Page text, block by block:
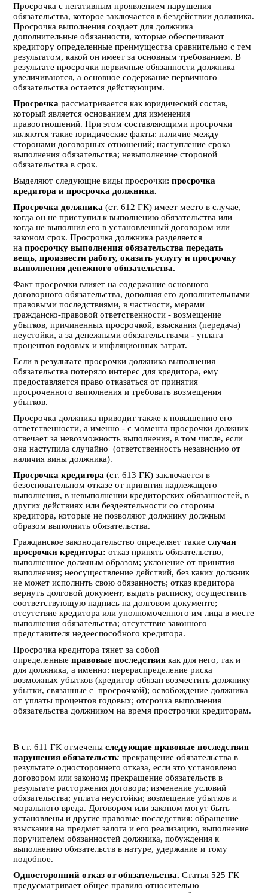
Просрочка с негативным проявлением нарушения
обязательства, которое заключается в бездействии должника.
Просрочка выполнения создает для должника
дополнительные обязанности, которые обеспечивают
кредитору определенные преимущества сравнительно с тем
результатом, какой он имеет за основным требованием. В
результате просрочки первичные обязанности должника
увеличиваются, а основное содержание первичного
обязательства остается действующим.
Просрочка рассматривается как юридический состав,
который является основанием для изменения
правоотношений. При этом составляющими просрочки
являются такие юридические факты: наличие между
сторонами договорных отношений; наступление срока
выполнения обязательства; невыполнение стороной
обязательства в срок.
Выделяют следующие виды просрочки:просрочка
кредитора и просрочка должника.
Просрочка должника (ст. 612 ГК) имеет место в случае,
когда он не приступил к выполнению обязательства или
когда не выполнил его в установленный договором или
законом срок. Просрочка должника разделяется
напросрочку выполнения обязательства передать
вещь, произвести работу, оказать услугу и просрочку
выполнения денежного обязательства.
Факт просрочки влияет на содержание основного
договорного обязательства, дополняя его дополнительными
правовыми последствиями, в частности, мерами
гражданско-правовой ответственности - возмещение
убытков, причиненных просрочкой, взыскания (передача)
неустойки, а за денежными обязательствами - уплата
процентов годовых и инфляционных затрат.
Если в результате просрочки должника выполнения
обязательства потеряло интерес для кредитора, ему
предоставляется право отказаться от принятия
просроченного выполнения и требовать возмещения
убытков.
Просрочка должника приводит также к повышению его
ответственности, а именно - с момента просрочки должник
отвечает за невозможность выполнения, в том числе, если
она наступила случайно (ответственность независимо от
наличия вины должника).
Просрочка кредитора (ст. 613 ГК) заключается в
безосновательном отказе от принятия надлежащего
выполнения, в невыполнении кредиторских обязанностей, в
других действиях или бездеятельности со стороны
кредитора, которые не позволяют должнику должным
образом выполнить обязательства.
Гражданское законодательство определяет такиеслучаи
просрочки кредитора: отказ принять обязательство,
выполненное должным образом; уклонение от принятия
выполнения; неосуществление действий, без каких должник
не может исполнить свою обязанность; отказ кредитора
вернуть долговой документ, выдать расписку, осуществить
соответствующую надпись на долговом документе;
отсутствие кредитора или уполномоченного им лица в месте
выполнения обязательства; отсутствие законного
представителя недееспособного кредитора.
Просрочка кредитора тянет за собой
определенныеправовые последствия как для него, так и
для должника, а именно: перераспределение риска
возможных убытков (кредитор обязан возместить должнику
убытки, связанные с просрочкой); освобождение должника
от уплаты процентов годовых; отсрочка выполнения
обязательства должником на время прострочки кредиторам.
В ст. 611 ГК отмеченыследующие правовые последствия
нарушения обязательств: прекращение обязательства в
результате одностороннего отказа, если это установлено
договором или законом; прекращение обязательств в
результате расторжения договора; изменение условий
обязательства; уплата неустойки; возмещение убытков и
морального вреда. Договором или законом могут быть
установлены и другие правовые последствия: обращение
взыскания на предмет залога и его реализацию, выполнение
поручителем обязанностей должника, побуждения к
выполнению обязательств в натуре, удержание и тому
подобное.
Односторонний отказ от обязательства. Статья 525 ГК
предусматривает общее правило относительно